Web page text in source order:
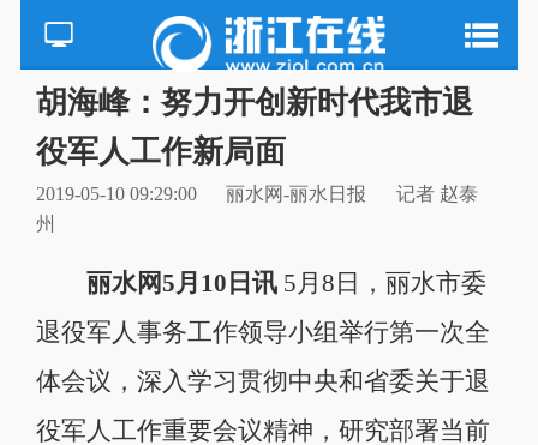
胡海峰：努力开创新时代我市退
役军人工作新局面
2019-05-10 09:29:00 丽水网-丽水日报
记者 赵泰
州
丽水网5月10日讯5月8日，丽水市委
退役军人事务工作领导小组举行第一次全
体会议，深入学习贯彻中央和省委关于退
役军人工作重要会议精神，研究部署当前